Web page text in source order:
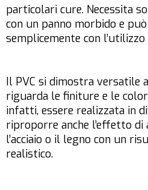
particolari cure. Necessita
con un panno morbido e
semplicemente con l’utilizzo
Il PVC si dimostra versatile
riguarda le finiture e le
infatti, essere realizzata in
riproporre anche l’effetto
l’acciaio o il legno con un
realistico.